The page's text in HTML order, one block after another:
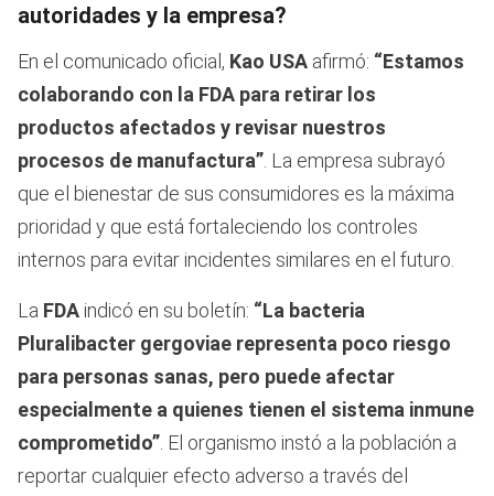
autoridades y la empresa?
En el comunicado oficial, Kao USA afirmó: “Estamos
colaborando con la FDA para retirar los
productos afectados y revisar nuestros
procesos de manufactura” . La empresa subrayó
que el bienestar de sus consumidores es la máxima
prioridad y que está fortaleciendo los controles
internos para evitar incidentes similares en el futuro.
La FDA indicó en su boletín: “La bacteria
Pluralibacter gergoviae representa poco riesgo
para personas sanas, pero puede afectar
especialmente a quienes tienen el sistema inmune
comprometido” . El organismo instó a la población a
reportar cualquier efecto adverso a través del